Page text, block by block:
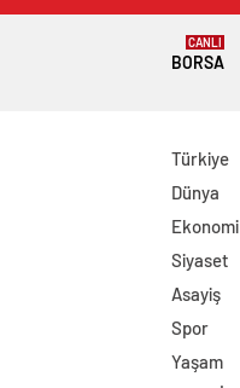
BORSA
CANLI
Türkiye
Dünya
Ekonomi
Siyaset
Asayiş
Spor
Yaşam